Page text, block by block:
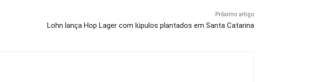
Próximo artigo
Lohn lança Hop Lager com lúpulos plantados em Santa Catarina